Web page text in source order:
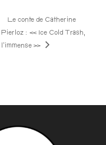
Le conte de Catherine
Pierloz : « Ice Cold Trash,
l’immense »